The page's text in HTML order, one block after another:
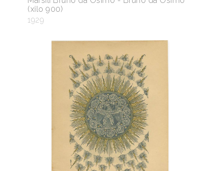
(xilo 900)
1929